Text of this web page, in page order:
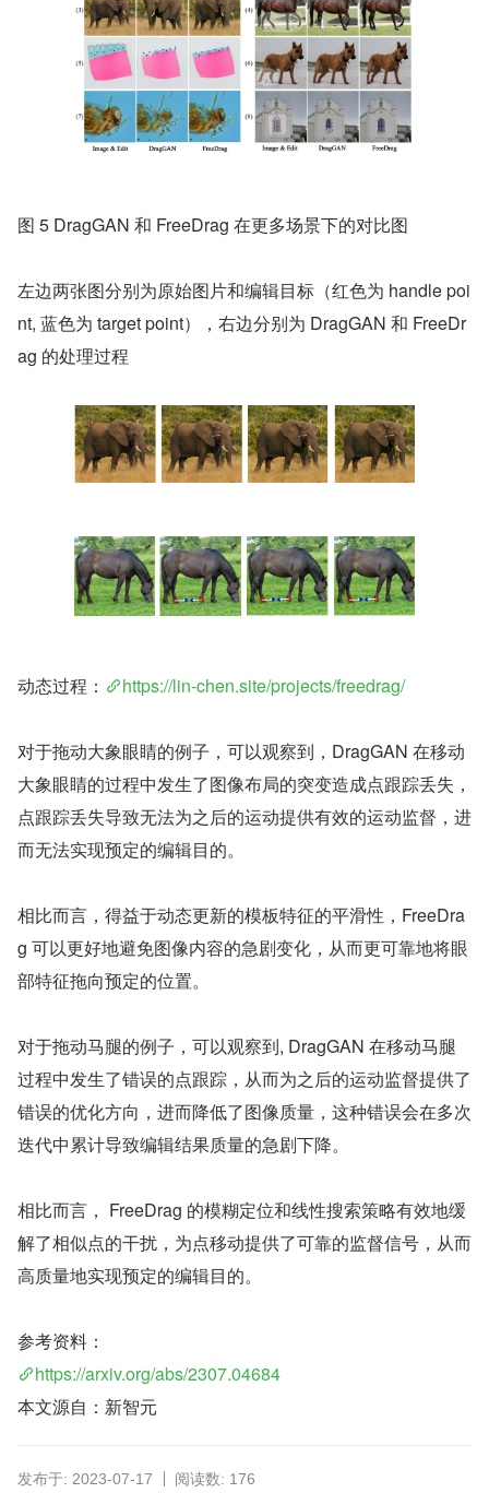
图 5 DragGAN 和 FreeDrag 在更多场景下的对比图
左边两张图分别为原始图片和编辑目标（红色为 handle poi
nt, 蓝色为 target point），右边分别为 DragGAN 和 FreeDr
ag 的处理过程
动态过程： https://lin-chen.site/projects/freedrag/
对于拖动大象眼睛的例子，可以观察到，DragGAN 在移动
大象眼睛的过程中发生了图像布局的突变造成点跟踪丢失，
点跟踪丢失导致无法为之后的运动提供有效的运动监督，进
而无法实现预定的编辑目的。
相比而言，得益于动态更新的模板特征的平滑性，FreeDra
g 可以更好地避免图像内容的急剧变化，从而更可靠地将眼
部特征拖向预定的位置。
对于拖动马腿的例子，可以观察到, DragGAN 在移动马腿
过程中发生了错误的点跟踪，从而为之后的运动监督提供了
错误的优化方向，进而降低了图像质量，这种错误会在多次
迭代中累计导致编辑结果质量的急剧下降。
相比而言， FreeDrag 的模糊定位和线性搜索策略有效地缓
解了相似点的干扰，为点移动提供了可靠的监督信号，从而
高质量地实现预定的编辑目的。
参考资料：
https://arxiv.org/abs/2307.04684
本文源自：新智元
发布于: 2023-07-17 阅读数: 176